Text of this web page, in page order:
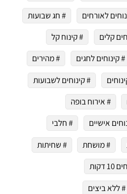
לאורחים
# חג שבועות
קלים
# קינוח קל
# קינוחים לחגים
# מהירים
# קינוחים לשבועות
# אירוח בופה
אישיים
# חלבי
# מושחת
# שחיתות
דקות
# ללא ביצים